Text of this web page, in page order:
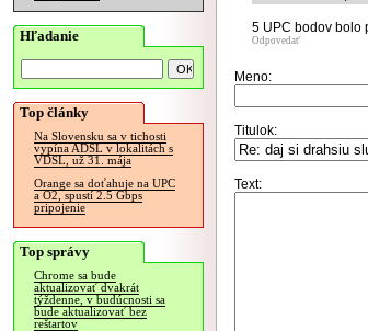
Hľadanie
Top články
Na Slovensku sa v tichosti
vypína ADSL v lokalitách s
VDSL, už 31. mája
Orange sa doťahuje na UPC
a O2, spustí 2.5 Gbps
pripojenie
Top správy
Chrome sa bude
aktualizovať dvakrát
týždenne, v budúcnosti sa
bude aktualizovať bez
reštartov
5 UPC bodov bolo
Odpovedať
Meno:
Titulok:
Text: